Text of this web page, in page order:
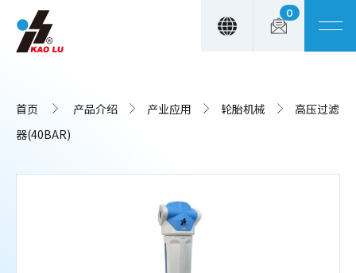
0
首页 产品介绍 产业应用 轮胎机械
高压过滤
器(40BAR)
Cookie管理面板